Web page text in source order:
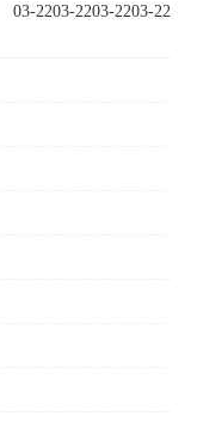
03-22
03-22
03-22
03-22